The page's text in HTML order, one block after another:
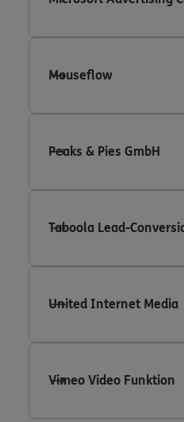
Mouseflow
Peaks & Pies GmbH
Taboola Lead-
United Internet Media
Vimeo Video Funktion